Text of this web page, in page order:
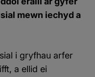
mewn iechyd a
i gryfhau arfer
a ellid ei